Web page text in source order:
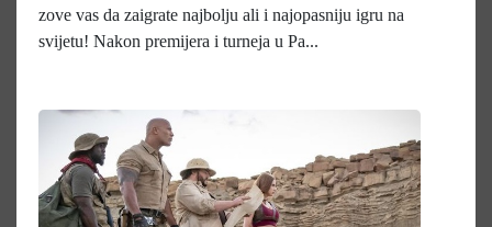
zove vas da zaigrate najbolju ali i najopasniju igru na
svijetu! Nakon premijera i turneja u Pa...